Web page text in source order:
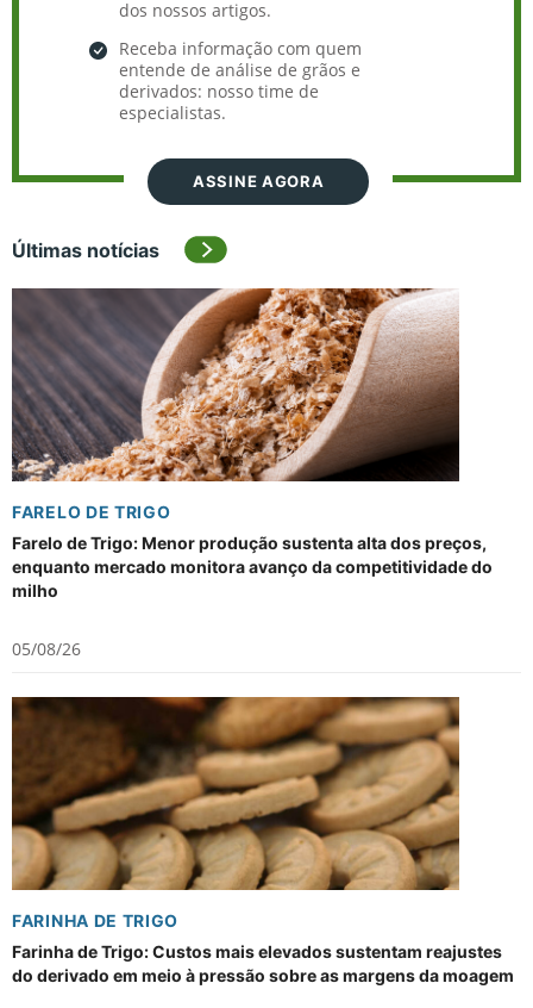
dos nossos artigos.
Receba informação com quem
entende de análise de grãos e
derivados: nosso time de
especialistas.
ASSINE AGORA
Últimas notícias
FARELO DE TRIGO
Farelo de Trigo: Menor produção sustenta alta dos preços,
enquanto mercado monitora avanço da competitividade do
milho
05/08/26
FARINHA DE TRIGO
Farinha de Trigo: Custos mais elevados sustentam reajustes
do derivado em meio à pressão sobre as margens da moagem